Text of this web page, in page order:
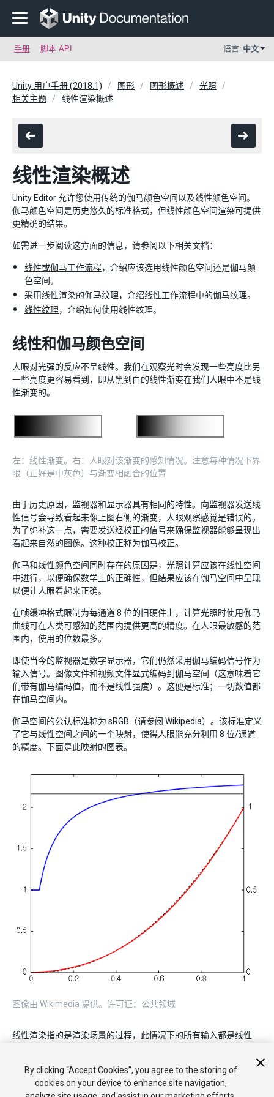
手册 脚本 API 语言: 中文
Unity 用户手册 (2018.1) 图形 图形概述
光照
相关主题
线性渲染概述
线性渲染概述
Unity Editor 允许您使用传统的伽马颜色空间以及线性颜色空间。
伽马颜色空间是历史悠久的标准格式，但线性颜色空间渲染可提供
更精确的结果。
如需进一步阅读这方面的信息，请参阅以下相关文档：
线性或伽马工作流程，介绍应该选用线性颜色空间还是伽马颜
色空间。
采用线性渲染的伽马纹理，介绍线性工作流程中的伽马纹理。
线性纹理，介绍如何使用线性纹理。
线性和伽马颜色空间
人眼对光强的反应不呈线性。我们在观察光时会发现一些亮度比另
一些亮度更容易看到，即从黑到白的线性渐变在我们人眼中不是线
性渐变的。
左：线性渐变。右：人眼对该渐变的感知情况。注意每种情况下界
限（正好是中灰色）与渐变相融合的位置
由于历史原因，监视器和显示器具有相同的特性。向监视器发送线
性信号会导致看起来像上图右侧的渐变，人眼观察感觉是错误的。
为了弥补这一点，需要发送经校正的信号来确保监视器能够呈现出
看起来自然的图像。这种校正称为伽马校正。
伽马和线性颜色空间同时存在的原因是，光照计算应该在线性空间
中进行，以便确保数学上的正确性，但结果应该在伽马空间中呈现
以便让人眼看起来正确。
在帧缓冲格式限制为每通道 8 位的旧硬件上，计算光照时使用伽马
曲线可在人类可感知的范围内提供更高的精度。在人眼最敏感的范
围内，使用的位数最多。
即使当今的监视器是数字显示器，它们仍然采用伽马编码信号作为
输入信号。图像文件和视频文件显式编码到伽马空间（这意味着它
们带有伽马编码值，而不是线性强度）。这便是标准；一切数值都
在伽马空间内。
伽马空间的公认标准称为 sRGB（请参阅 Wikipedia）。该标准定义
了它与线性空间之间的一个映射，使得人眼能充分利用 8 位/通道
的精度。下面是此映射的图表。
图像由 Wikimedia 提供。许可证：公共领域
线性渲染指的是渲染场景的过程，此情况下的所有输入都是线性
By clicking “Accept Cookies”, you agree to the storing of
cookies on your device to enhance site navigation,